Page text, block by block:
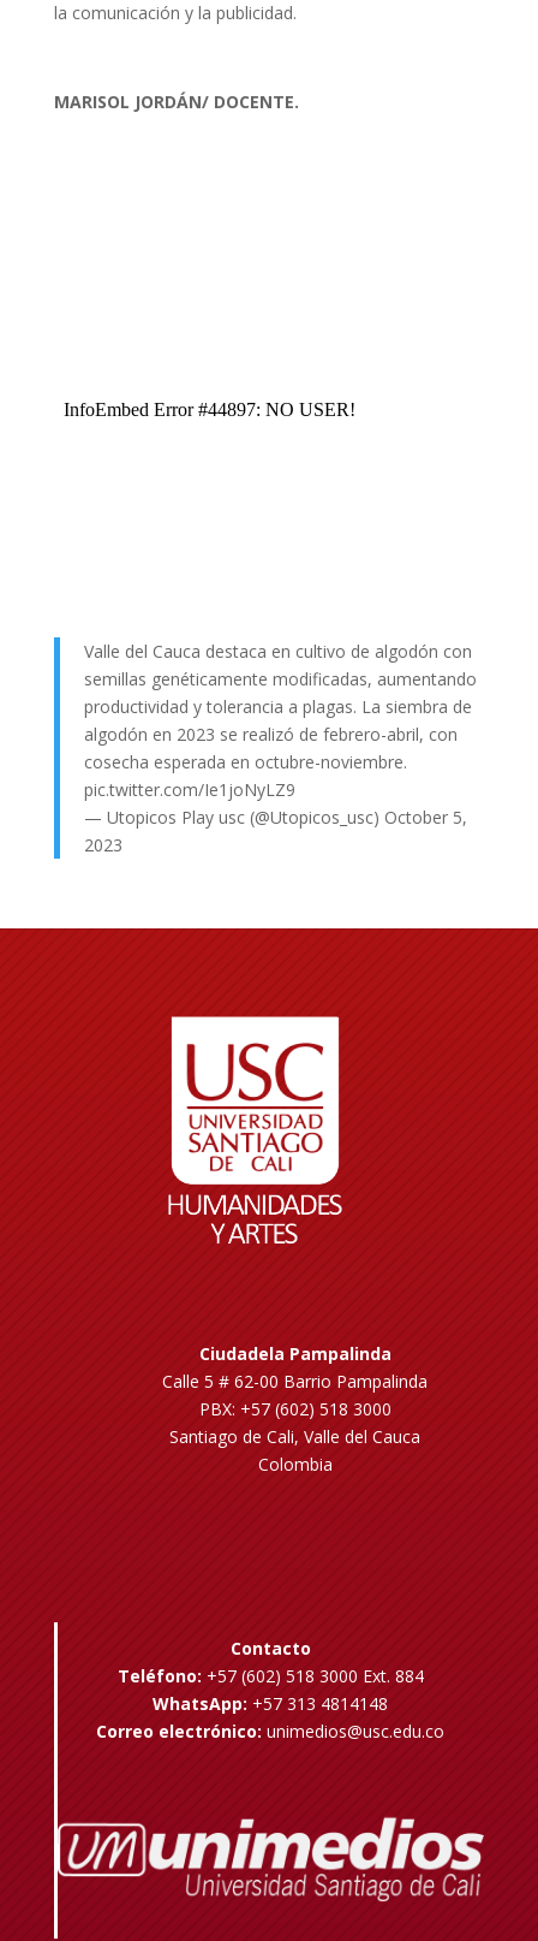
la comunicación y la publicidad.
MARISOL JORDÁN/ DOCENTE.
Valle del Cauca destaca en cultivo de algodón con
semillas genéticamente modificadas, aumentando
productividad y tolerancia a plagas. La siembra de
algodón en 2023 se realizó de febrero-abril, con
cosecha esperada en octubre-noviembre.
pic.twitter.com/Ie1joNyLZ9
— Utopicos Play usc (@Utopicos_usc) October 5,
2023
Ciudadela Pampalinda
Calle 5 # 62-00 Barrio Pampalinda
PBX: +57 (602) 518 3000
Santiago de Cali, Valle del Cauca
Colombia
Contacto
Teléfono: +57 (602) 518 3000 Ext. 884
WhatsApp: +57 313 4814148
Correo electrónico: unimedios@usc.edu.co